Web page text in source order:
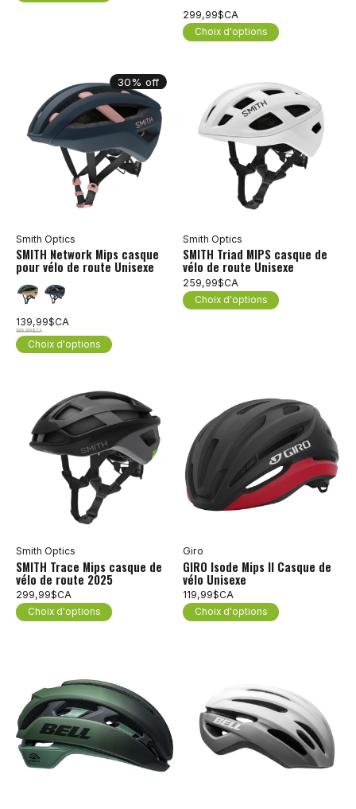
299,99$CA
Choix d'options
30% off
Smith Optics
SMITH Network Mips casque
pour vélo de route Unisexe
139,99$CA
199,99$CA
Choix d'options
Smith Optics
SMITH Triad MIPS casque de
vélo de route Unisexe
259,99$CA
Choix d'options
Smith Optics
SMITH Trace Mips casque de
vélo de route 2025
299,99$CA
Choix d'options
Giro
GIRO Isode Mips II Casque de
vélo Unisexe
119,99$CA
Choix d'options